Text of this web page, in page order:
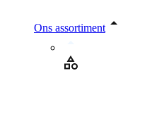
Ons assortiment